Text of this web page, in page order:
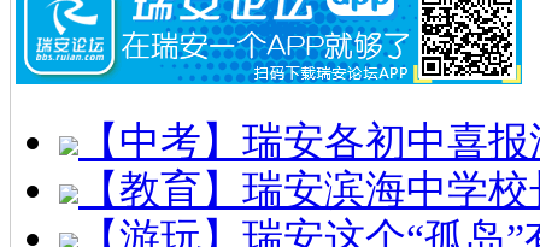
【中考】瑞安各初中喜
【教育】瑞安滨海中学
【游玩】瑞安这个“孤岛